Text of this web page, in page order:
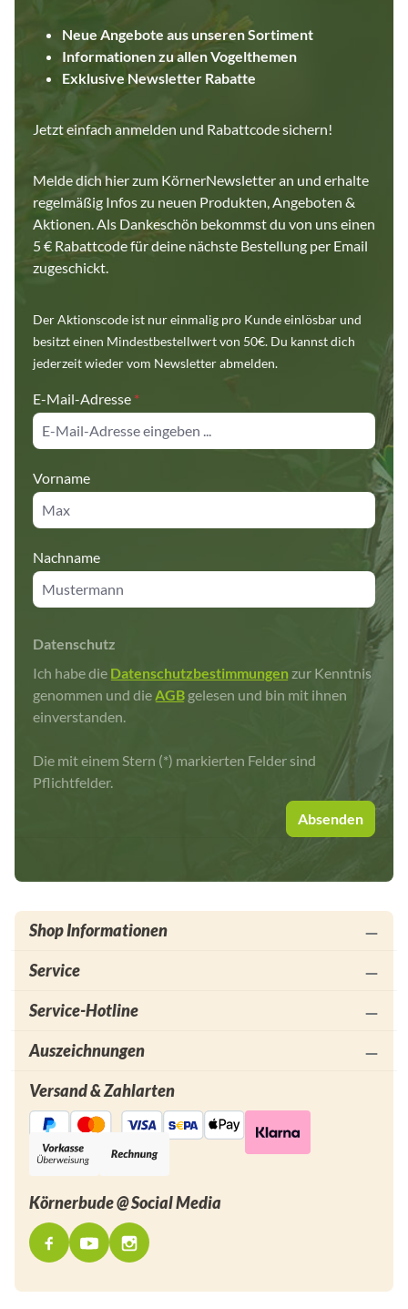
Neue Angebote aus unseren Sortiment
Informationen zu allen Vogelthemen
Exklusive Newsletter Rabatte
Jetzt einfach anmelden und Rabattcode sichern!
Melde dich hier zum KörnerNewsletter an und erhalte
regelmäßig Infos zu neuen Produkten, Angeboten &
Aktionen. Als Dankeschön bekommst du von uns einen
5 € Rabattcode für deine nächste Bestellung per Email
zugeschickt.
Der Aktionscode ist nur einmalig pro Kunde einlösbar und
besitzt einen Mindestbestellwert von 50€. Du kannst dich
jederzeit wieder vom Newsletter abmelden.
E-Mail-Adresse *
Vorname
Nachname
Datenschutz
Ich habe die Datenschutzbestimmungen zur Kenntnis
genommen und dieAGB gelesen und bin mit ihnen
einverstanden.
Die mit einem Stern (*) markierten Felder sind
Pflichtfelder.
Absenden
Shop Informationen
Service
Service-Hotline
Auszeichnungen
Versand & Zahlarten
Körnerbude @ Social Media